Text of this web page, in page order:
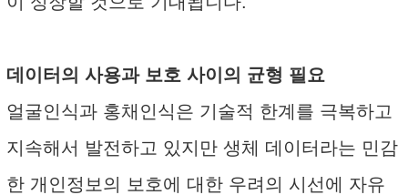
데이터의 사용과 보호 사이의 균형 필요
얼굴인식과 홍채인식은 기술적 한계를 극복하고
지속해서 발전하고 있지만 생체 데이터라는 민감
한 개인정보의 보호에 대한 우려의 시선에 자유